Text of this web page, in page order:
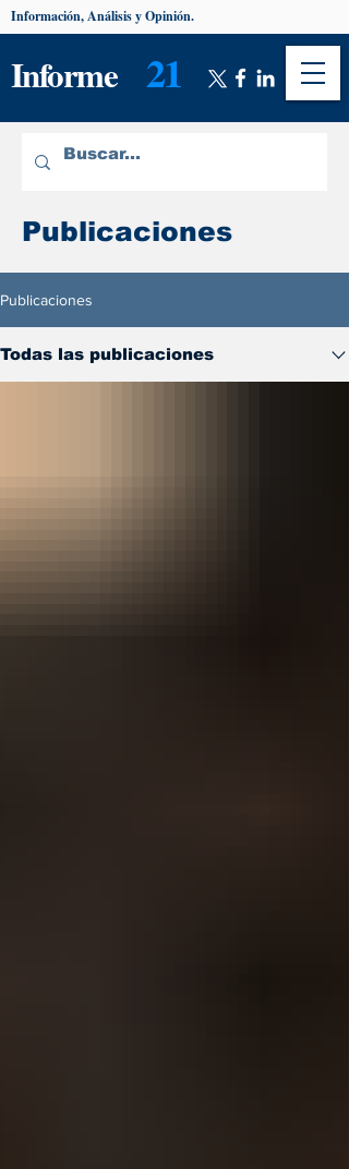
Informe 21
Información, Análisis y Opinión.
Publicaciones
Publicaciones
Todas las publicaciones